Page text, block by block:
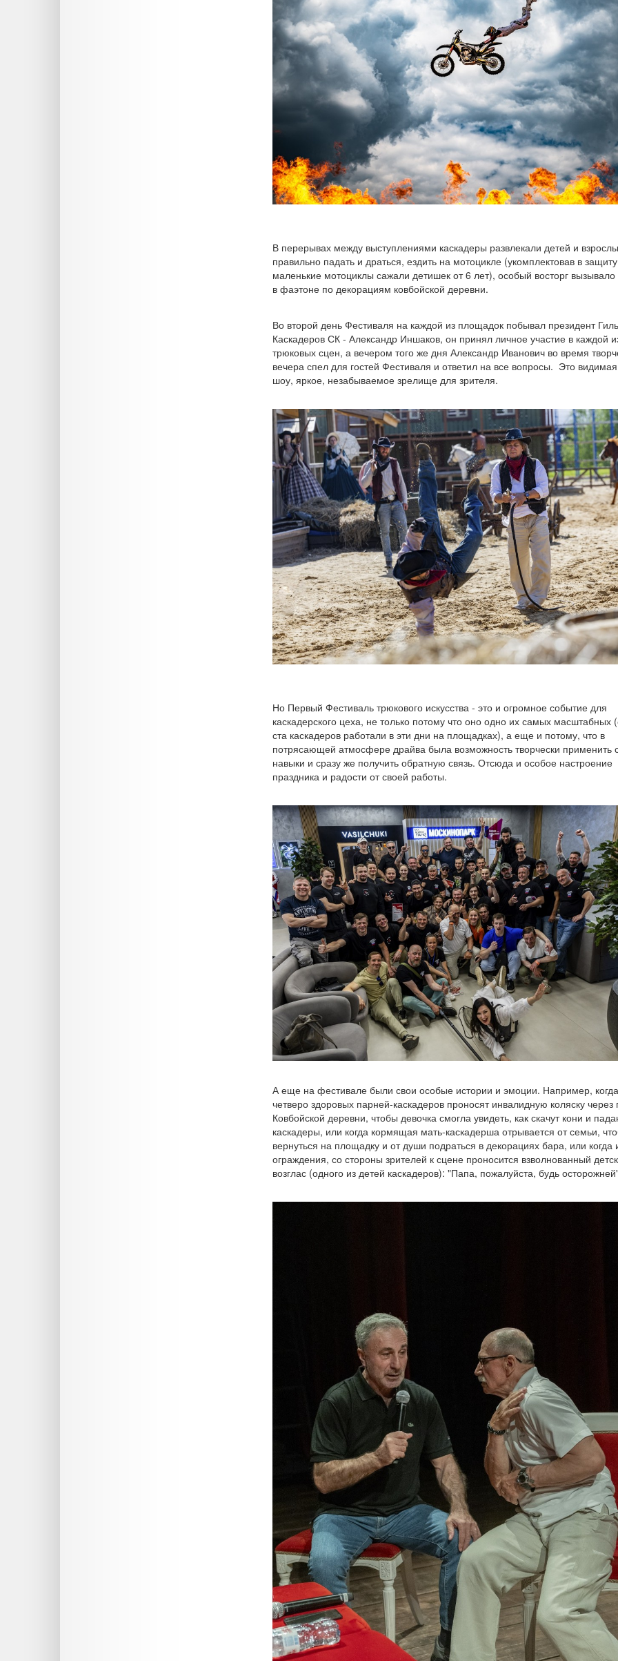
В перерывах между выступлениями каскадеры развлекали детей и
правильно падать и драться, ездить на мотоцикле (укомплектовав в
маленькие мотоциклы сажали детишек от 6 лет), особый восторг вызывало
в фаэтоне по декорациям ковбойской деревни.
Во второй день Фестиваля на каждой из площадок побывал президент
Каскадеров СК - Александр Иншаков, он принял личное участие в каждой
трюковых сцен, а вечером того же дня Александр Иванович во время
вечера спел для гостей Фестиваля и ответил на все вопросы. Это видимая
шоу, яркое, незабываемое зрелище для зрителя.
Но Первый Фестиваль трюкового искусства - это и огромное событие для
каскадерского цеха, не только потому что оно одно их самых масштабных
ста каскадеров работали в эти дни на площадках), а еще и потому, что в
потрясающей атмосфере драйва была возможность творчески применить
навыки и сразу же получить обратную связь. Отсюда и особое настроение
праздника и радости от своей работы.
А еще на фестивале были свои особые истории и эмоции. Например, когда
четверо здоровых парней-каскадеров проносят инвалидную коляску через
Ковбойской деревни, чтобы девочка смогла увидеть, как скачут кони и
каскадеры, или когда кормящая мать-каскадерша отрывается от семьи,
вернуться на площадку и от души подраться в декорациях бара, или когда
ограждения, со стороны зрителей к сцене проносится взволнованный
возглас (одного из детей каскадеров): "Папа, пожалуйста, будь